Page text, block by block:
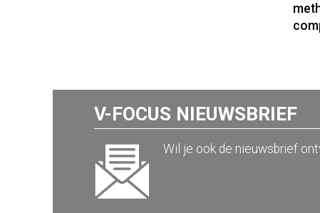
V-FOCUS NIEUWSBRIEF
Wil je ook de nieuwsbrief